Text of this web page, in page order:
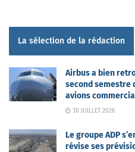
La sélection de la rédaction
Airbus a bien
second semestre
avions
30 JUILLET 2026
Le groupe ADP
révise ses